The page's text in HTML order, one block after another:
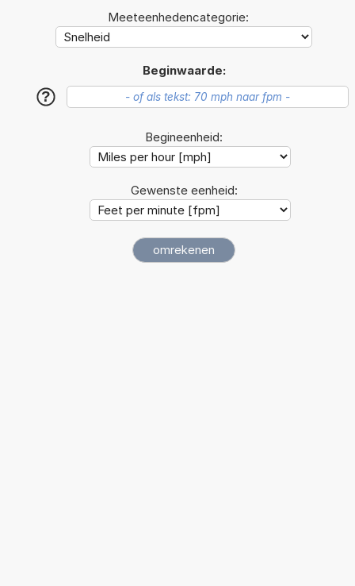
Meeteenhedencategorie:
Beginwaarde:
?
Begineenheid:
Gewenste eenheid: